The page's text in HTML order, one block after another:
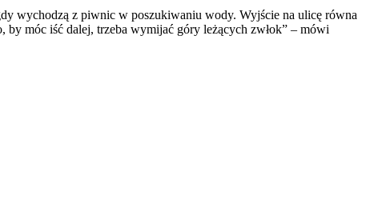
wychodzą z piwnic w poszukiwaniu wody. Wyjście na ulicę równa
by móc iść dalej, trzeba wymijać góry leżących zwłok” – mówi